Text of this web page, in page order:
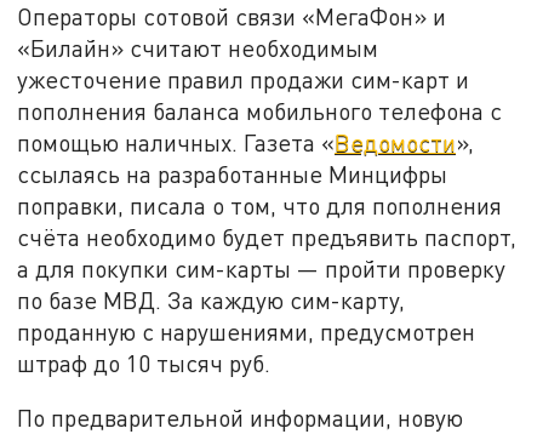
Операторы сотовой связи «МегаФон» и
«Билайн» считают необходимым
ужесточение правил продажи сим-карт и
пополнения баланса мобильного телефона с
помощью наличных. Газета «Ведомости»,
ссылаясь на разработанные Минцифры
поправки, писала о том, что для пополнения
счёта необходимо будет предъявить паспорт,
а для покупки сим-карты — пройти проверку
по базе МВД. За каждую сим-карту,
проданную с нарушениями, предусмотрен
штраф до 10 тысяч руб.
По предварительной информации, новую